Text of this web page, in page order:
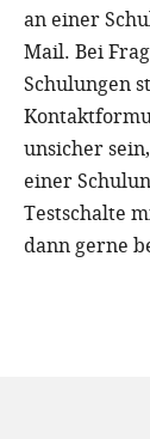
an einer
Mail. Bei
Schulungen
unsicher
einer
Testschalte
dann gerne